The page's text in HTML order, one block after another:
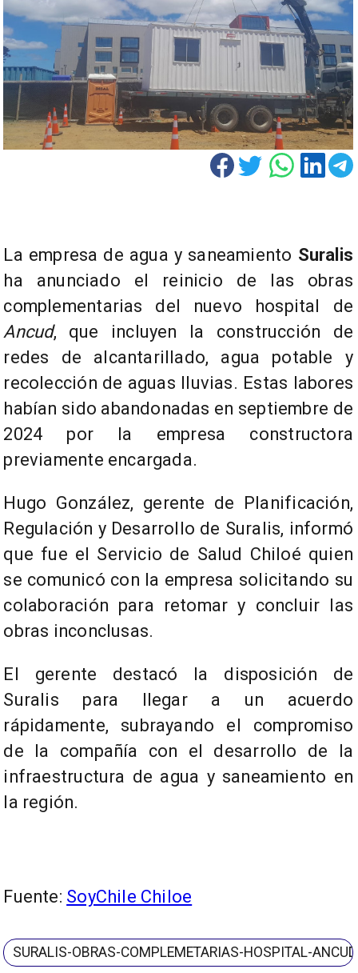
La empresa de agua y saneamiento Suralis
ha anunciado el reinicio de las obras
complementarias del nuevo hospital de
Ancud, que incluyen la construcción de
redes de alcantarillado, agua potable y
recolección de aguas lluvias. Estas labores
habían sido abandonadas en septiembre de
2024 por la empresa constructora
previamente encargada.
Hugo González, gerente de Planificación,
Regulación y Desarrollo de Suralis, informó
que fue el Servicio de Salud Chiloé quien
se comunicó con la empresa solicitando su
colaboración para retomar y concluir las
obras inconclusas.
El gerente destacó la disposición de
Suralis para llegar a un acuerdo
rápidamente, subrayando el compromiso
de la compañía con el desarrollo de la
infraestructura de agua y saneamiento en
la región.
Fuente: SoyChile Chiloe
SURALIS-OBRAS-COMPLEMETARIAS-HOSPITAL-ANCUD